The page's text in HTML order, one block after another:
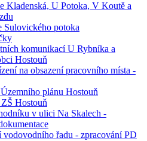
Kladenská, U Potoka, V Koutě a
Sulovického potoka
komunikací U Rybníka a
Hostouň
na obsazení pracovního místa -
plánu Hostouň
Hostouň
v ulici Na Skalech -
vodovodního řadu - zpracování PD